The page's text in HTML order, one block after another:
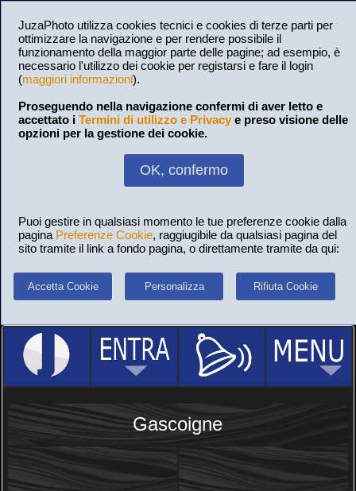
JuzaPhoto utilizza cookies tecnici e cookies di terze parti per
ottimizzare la navigazione e per rendere possibile il
funzionamento della maggior parte delle pagine; ad esempio, è
necessario l'utilizzo dei cookie per registarsi e fare il login
(maggiori informazioni).
Proseguendo nella navigazione confermi di aver letto e
accettato i Termini di utilizzo e Privacy e preso visione delle
opzioni per la gestione dei cookie.
OK, confermo
Puoi gestire in qualsiasi momento le tue preferenze cookie dalla
pagina Preferenze Cookie, raggiugibile da qualsiasi pagina del
sito tramite il link a fondo pagina, o direttamente tramite da qui:
Accetta Cookie Personalizza Rifiuta Cookie
Gascoigne